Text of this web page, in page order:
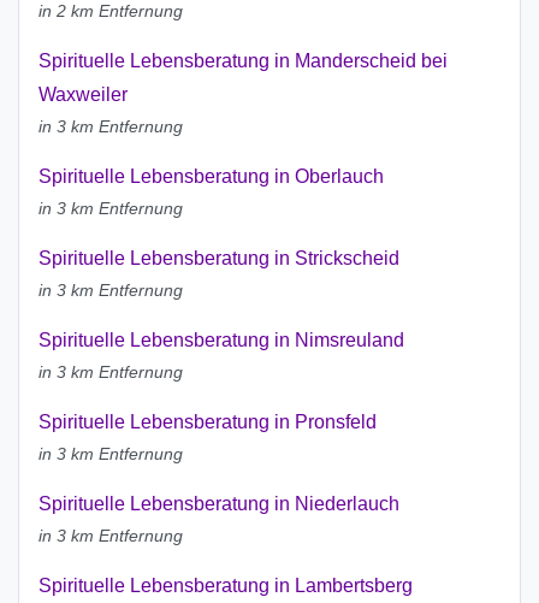
in 2 km Entfernung
Spirituelle Lebensberatung in Manderscheid bei
Waxweiler
in 3 km Entfernung
Spirituelle Lebensberatung in Oberlauch
in 3 km Entfernung
Spirituelle Lebensberatung in Strickscheid
in 3 km Entfernung
Spirituelle Lebensberatung in Nimsreuland
in 3 km Entfernung
Spirituelle Lebensberatung in Pronsfeld
in 3 km Entfernung
Spirituelle Lebensberatung in Niederlauch
in 3 km Entfernung
Spirituelle Lebensberatung in Lambertsberg